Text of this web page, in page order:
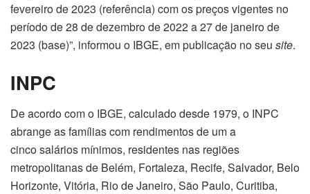
fevereiro de 2023 (referência) com os preços vigentes no
período de 28 de dezembro de 2022 a 27 de janeiro de
2023 (base)”, informou o IBGE, em publicação no seu site.
INPC
De acordo com o IBGE, calculado desde 1979, o INPC
abrange as famílias com rendimentos de um a
cinco salários mínimos, residentes nas regiões
metropolitanas de Belém, Fortaleza, Recife, Salvador, Belo
Horizonte, Vitória, Rio de Janeiro, São Paulo, Curitiba,